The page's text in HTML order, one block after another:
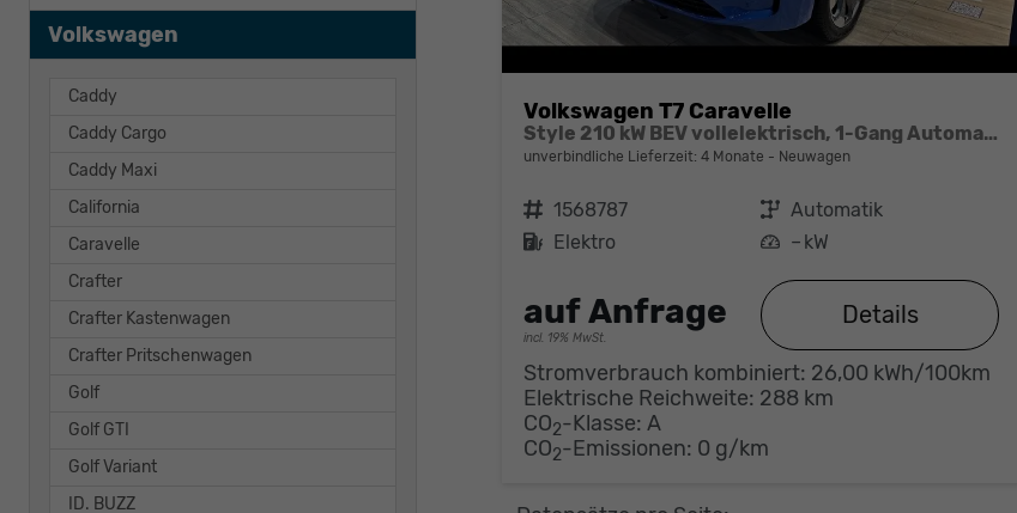
Volkswagen T7 Caravelle
Style 210 kW BEV vollelektrisch, 1-Gang Automatik, 8 Sitze, Klimaautomatik 3 Zonen, Navigationssystem, Rückkamera, Fahrerassistenzpaket Plus,
unverbindliche Lieferzeit:4 Monate Neuwagen
Fahrzeugnr. 1568787 Getriebe Automatik
Kraftstoff Elektro Leistung – kW
auf Anfrage
incl. 19% MwSt.
Details
Stromverbrauch kombiniert: 26,00 kWh/100km
Elektrische Reichweite: 288 km
CO2-Klasse: A
CO2-Emissionen: 0 g/km
Volkswagen
Caddy
Caddy Cargo
Caddy Maxi
California
Caravelle
Crafter
Crafter Kastenwagen
Crafter Pritschenwagen
Golf
Golf GTI
Golf Variant
ID. BUZZ